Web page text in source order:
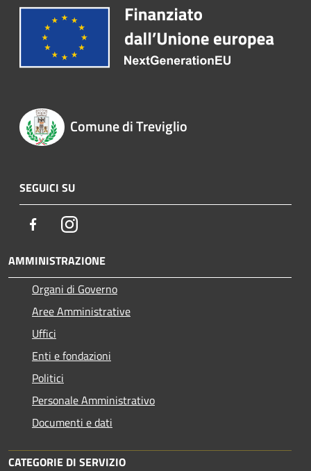
Comune di Treviglio
SEGUICI SU
FacebookInstagram
AMMINISTRAZIONE
Organi di Governo
Aree Amministrative
Uffici
Enti e fondazioni
Politici
Personale Amministrativo
Documenti e dati
CATEGORIE DI SERVIZIO